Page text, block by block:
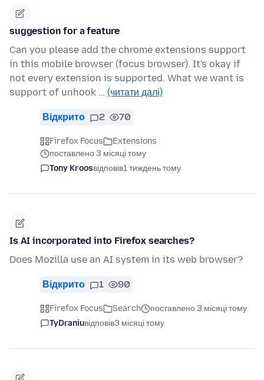
suggestion for a feature
Can you please add the chrome extensions support
in this mobile browser (focus browser). It's okay if
not every extension is supported. What we want is
support of unhook … (читати далі)
Відкрито 2 70
Firefox Focus
Extensions
поставлено 3 місяці тому
Tony Kroosвідповів1 тиждень тому
Is AI incorporated into Firefox searches?
Does Mozilla use an AI system in its web browser?
Відкрито 1 90
Firefox Focus Search
поставлено 3 місяці тому
TyDraniuвідповів3 місяці тому